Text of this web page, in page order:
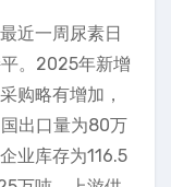
近一周尿素日
。2025年新增
购略有增加，
出口量为80万
业库存为116.5